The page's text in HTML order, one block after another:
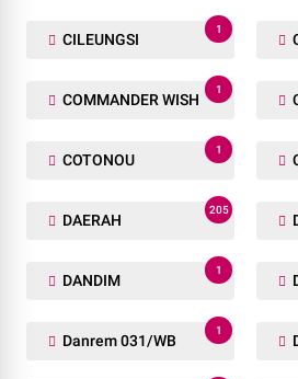
CILEUNGSI
1
COMMANDER WISH
1
COTONOU
1
DAERAH
205
DANDIM
1
Danrem 031/WB
1